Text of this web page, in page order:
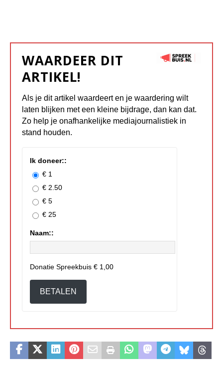
WAARDEER DIT
ARTIKEL!
Als je dit artikel waardeert en je waardering wilt
laten blijken met een kleine bijdrage, dan kan dat.
Zo help je onafhankelijke mediajournalistiek in
stand houden.
Ik doneer::
€ 1
€ 2.50
€ 5
€ 25
Naam::
Donatie Spreekbuis € 1,00
BETALEN